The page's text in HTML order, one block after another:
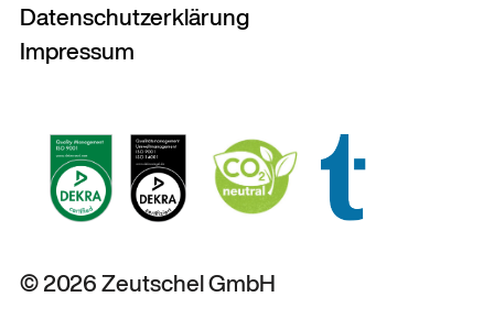
Datenschutzerklärung
Impressum
© 2026 Zeutschel GmbH